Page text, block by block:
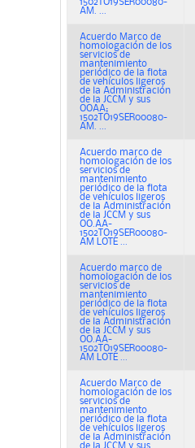
1502TO19SER00080-
AM. ...
Acuerdo Marco de
homologación de los
servicios de
mantenimiento
periódico de la flota
de vehículos ligeros
de la Administración
de la JCCM y sus
OOAA;
1502TO19SER00080-
AM. ...
Acuerdo marco de
homologación de los
servicios de
mantenimiento
periódico de la flota
de vehículos ligeros
de la Administración
de la JCCM y sus
OO.AA-
1502TO19SER00080-
AM LOTE ...
Acuerdo marco de
homologación de los
servicios de
mantenimiento
periódico de la flota
de vehículos ligeros
de la Administración
de la JCCM y sus
OO.AA-
1502TO19SER00080-
AM LOTE ...
Acuerdo Marco de
homologación de los
servicios de
mantenimiento
periódico de la flota
de vehículos ligeros
de la Administración